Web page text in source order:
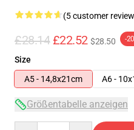
(5 customer
£28.14 £22.52 $28.50 -
Size
A5 - 14,8x21cm
A6 -
Größentabelle anzeigen